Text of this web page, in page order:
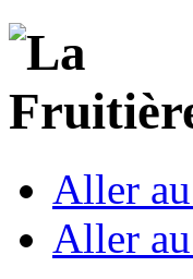
Aller
Aller